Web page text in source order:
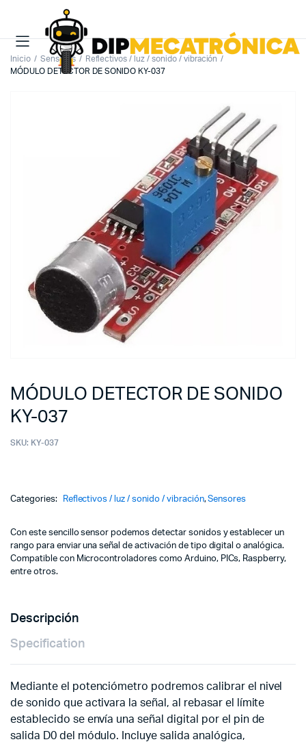
Inicio Sensores
Reflectivos / luz / sonido / vibración
MÓDULO DETECTOR DE SONIDO KY-037
MÓDULO DETECTOR DE SONIDO
KY-037
SKU: KY-037
Categories: Reflectivos / luz / sonido / vibración,Sensores
Con este sencillo sensor podemos detectar sonidos y establecer un
rango para enviar una señal de activación de tipo digital o analógica.
Compatible con Microcontroladores como Arduino, PICs, Raspberry,
entre otros.
Descripción
Specification
Mediante el potenciómetro podremos calibrar el nivel
de sonido que activara la señal, al rebasar el límite
establecido se envía una señal digital por el pin de
salida D0 del módulo. Incluye salida analógica,